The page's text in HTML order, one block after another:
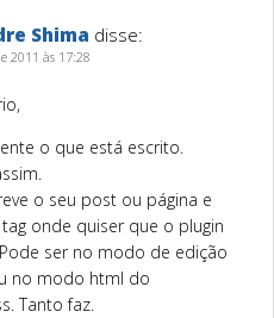
Shima disse:
2011 às 17:28
o que está escrito.
o seu post ou página e
onde quiser que o plugin
ser no modo de edição
no modo html do
Tanto faz.